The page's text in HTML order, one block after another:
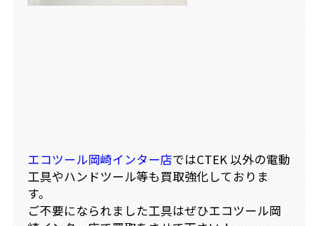
エコツール岡崎インター店ではCTEK 以外の電動
工具やハンドツール等も買取強化しておりま
す。
ご不要になられました工具はぜひエコツール岡